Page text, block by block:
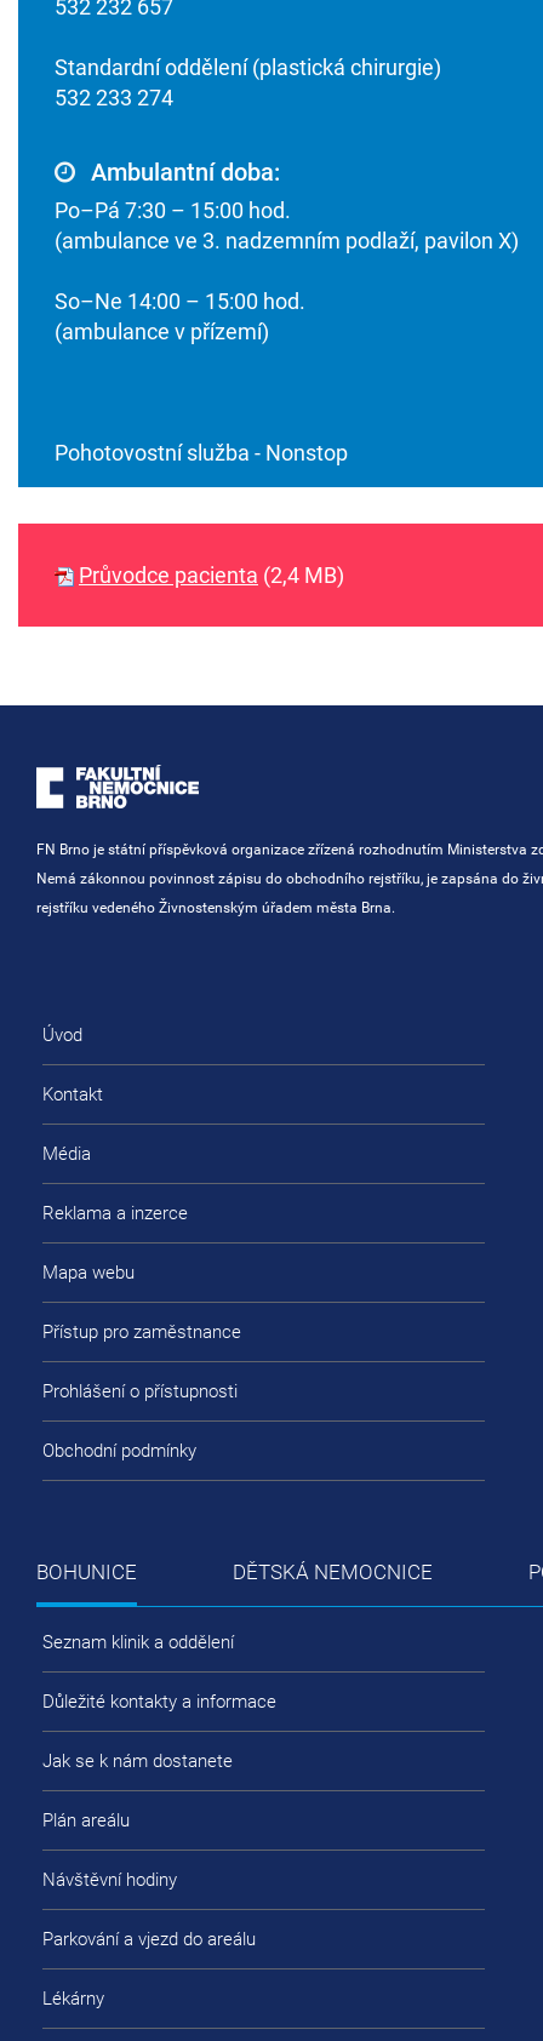
532 232 657
Standardní oddělení (plastická chirurgie)
532 233 274
Ambulantní doba:
Po–Pá 7:30 – 15:00 hod.
(ambulance ve 3. nadzemním podlaží, pavilon X)
So–Ne 14:00 – 15:00 hod.
(ambulance v přízemí)
Pohotovostní služba - Nonstop
Průvodce pacienta (2,4 MB)
FN Brno je státní příspěvková organizace zřízená rozhodnutím Ministerstva
Nemá zákonnou povinnost zápisu do obchodního rejstříku, je zapsána do
rejstříku vedeného Živnostenským úřadem města Brna.
Úvod
Kontakt
Média
Reklama a inzerce
Mapa webu
Přístup pro zaměstnance
Prohlášení o přístupnosti
Obchodní podmínky
BOHUNICE DĚTSKÁ NEMOCNICE
Seznam klinik a oddělení
Důležité kontakty a informace
Jak se k nám dostanete
Plán areálu
Návštěvní hodiny
Parkování a vjezd do areálu
Lékárny